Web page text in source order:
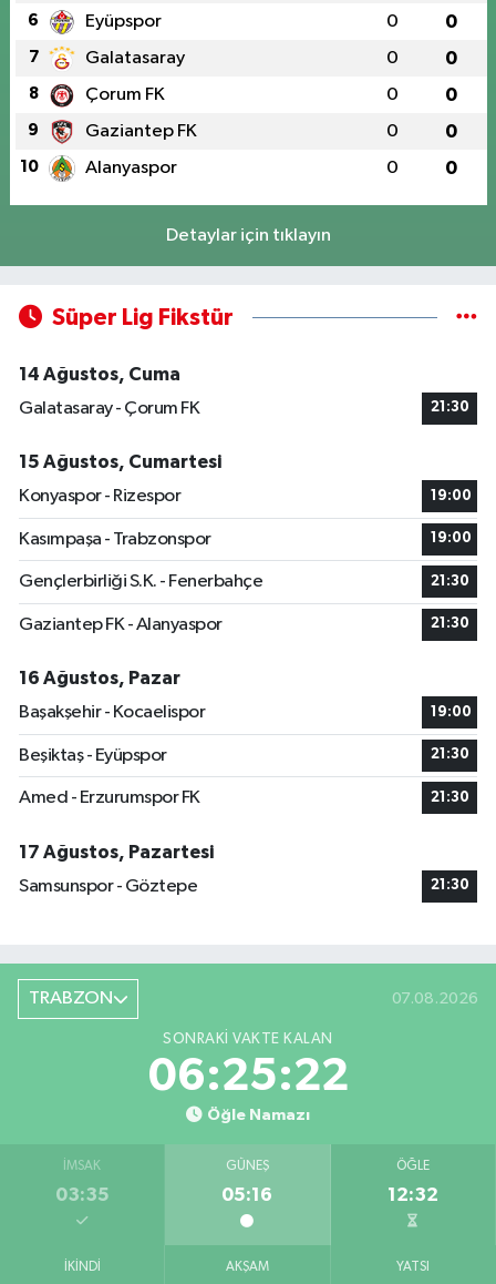
6 Eyüpspor 0 0
7 Galatasaray 0 0
8 Çorum FK 0 0
9 Gaziantep FK 0 0
10 Alanyaspor 0 0
Detaylar için tıklayın
Süper Lig Fikstür
14 Ağustos, Cuma
Galatasaray - Çorum FK
21:30
15 Ağustos, Cumartesi
Konyaspor - Rizespor
19:00
Kasımpaşa - Trabzonspor 19:00
Gençlerbirliği S.K. - Fenerbahçe 21:30
Gaziantep FK - Alanyaspor 21:30
16 Ağustos, Pazar
Başakşehir - Kocaelispor
19:00
Beşiktaş - Eyüpspor 21:30
Amed - Erzurumspor FK 21:30
17 Ağustos, Pazartesi
Samsunspor - Göztepe
21:30
TRABZON 07.08.2026
SONRAKI VAKTE KALAN
06:25:21
Öğle Namazı
İMSAK
03:35
GÜNEŞ
05:16
ÖĞLE
12:32
İKINDI AKŞAM YATSI